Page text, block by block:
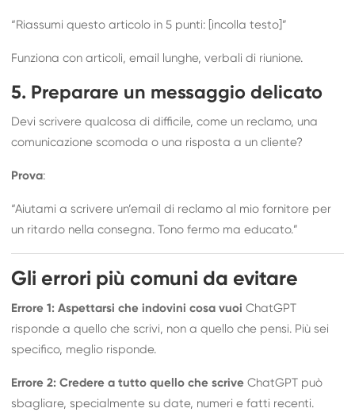
“Riassumi questo articolo in 5 punti: [incolla testo]”
Funziona con articoli, email lunghe, verbali di riunione.
5. Preparare un messaggio delicato
Devi scrivere qualcosa di difficile, come un reclamo, una
comunicazione scomoda o una risposta a un cliente?
Prova:
“Aiutami a scrivere un’email di reclamo al mio fornitore per
un ritardo nella consegna. Tono fermo ma educato.”
Gli errori più comuni da evitare
Errore 1: Aspettarsi che indovini cosa vuoi ChatGPT
risponde a quello che scrivi, non a quello che pensi. Più sei
specifico, meglio risponde.
Errore 2: Credere a tutto quello che scrive ChatGPT può
sbagliare, specialmente su date, numeri e fatti recenti.